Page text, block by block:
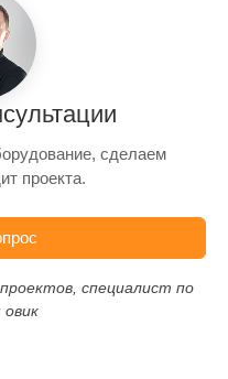
сделаем
проекта.
специалист по